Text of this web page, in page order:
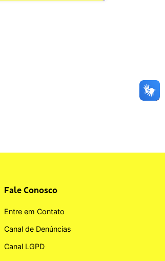
Fale Conosco
Entre em Contato
Canal de Denúncias
Canal LGPD